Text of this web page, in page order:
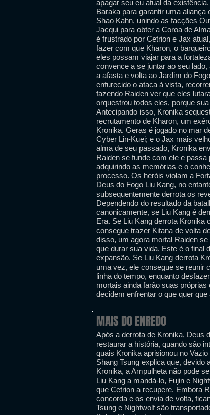
apagar seu eu atual da
Baraka para garantir uma
Shao Kahn, unindo as facções
Jacqui para obter a Coroa de
é frustrado por Cetrion e Jax
fazer com que Kharon, o
eles possam viajar para a
convence a se juntar ao seu
a afasta e volta ao Jardim do
enfurecido o ataca à vista,
fazendo Raiden ver que eles
orquestrou todos eles, porque
Antecipando isso, Kronika
recrutamento de Kharon, um
Kronika. Geras é jogado no mar
Cyber ​​Lin-Kuei; e o Jax mais
alma de seu passado, Kronika
Raiden se funde com ele e
adquirindo as memórias e o
processo. Os heróis violam a
Deus do Fogo Liu Kang, no
subsequentemente derrota os
Dependendo do resultado da
canonicamente, se Liu Kang é
Era. Se Liu Kang derrota Kronika
consegue trazer Kitana de volta
disso, um agora mortal Raiden
que durar sua vida. Este é o final
expansão. Se Liu Kang derrota
uma vez, ele consegue se reunir
linha do tempo, enquanto
mortais ainda farão suas
decidem enfrentar o que quer
MAIS DO ENREDO
Após a derrota de Kronika, Deus
restaurar a história, quando são
quais Kronika aprisionou no
Shang Tsung explica que, devido
Kronika, a Ampulheta não pode
Liu Kang a mandá-lo, Fujin e
que Cetrion a recupere. Embora
concorda e os envia de volta,
Tsung e Nightwolf são